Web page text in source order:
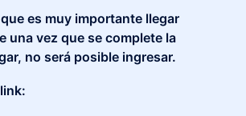
es muy importante llegar
una vez que se complete la
no será posible ingresar.